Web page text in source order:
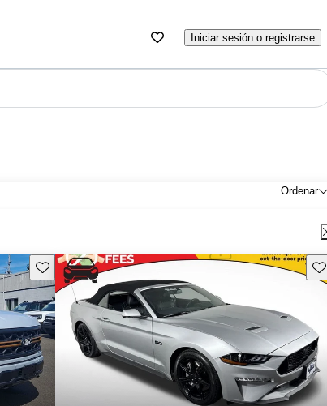
Iniciar sesión o registrarse
Ordenar
Guarda este Aviso